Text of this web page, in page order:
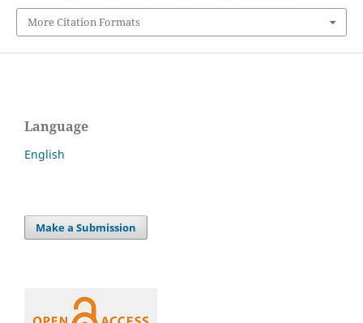
More Citation Formats
Language
English
Make a Submission